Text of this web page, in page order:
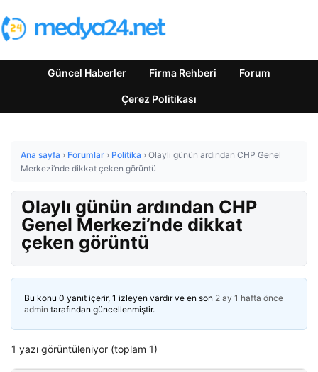
Güncel Haberler Firma Rehberi Forum
Çerez Politikası
Ana sayfa › Forumlar › Politika › Olaylı günün ardından CHP Genel
Merkezi’nde dikkat çeken görüntü
Olaylı günün ardından CHP
Genel Merkezi’nde dikkat
çeken görüntü
Bu konu 0 yanıt içerir, 1 izleyen vardır ve en son 2 ay 1 hafta önce
admin tarafından güncellenmiştir.
1 yazı görüntüleniyor (toplam 1)